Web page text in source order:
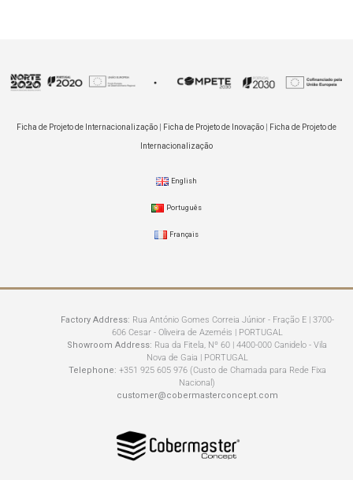
Ficha de Projeto de Internacionalização Ficha de Projeto de Inovação Ficha de Projeto de
Internacionalização
English
Português
Français
Factory Address: Rua António Gomes Correia Júnior - Fração E | 3700-
606 Cesar - Oliveira de Azeméis | PORTUGAL
Showroom Address: Rua da Fitela, Nº 60 | 4400-000 Canidelo - Vila
Nova de Gaia | PORTUGAL
Telephone: +351 925 605 976 (Custo de Chamada para Rede Fixa
Nacional)
customer@cobermasterconcept.com